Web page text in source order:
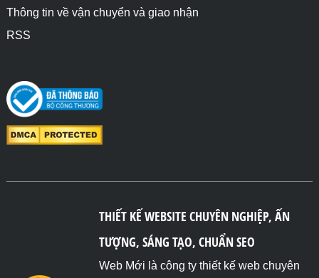
Thông tin về vận chuyển và giao nhận
RSS
THIẾT KẾ WEBSITE CHUYÊN NGHIỆP, ẤN
TƯỢNG, SÁNG TẠO, CHUẨN SEO
Web Mới là công ty thiết kế web chuyên